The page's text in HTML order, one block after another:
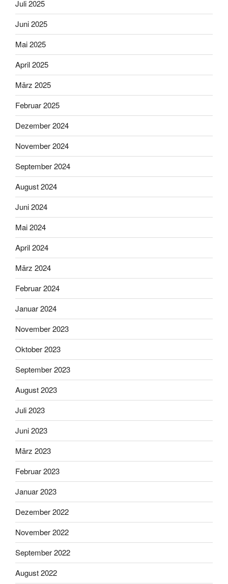
Juli 2025
Juni 2025
Mai 2025
April 2025
März 2025
Februar 2025
Dezember 2024
November 2024
September 2024
August 2024
Juni 2024
Mai 2024
April 2024
März 2024
Februar 2024
Januar 2024
November 2023
Oktober 2023
September 2023
August 2023
Juli 2023
Juni 2023
März 2023
Februar 2023
Januar 2023
Dezember 2022
November 2022
September 2022
August 2022